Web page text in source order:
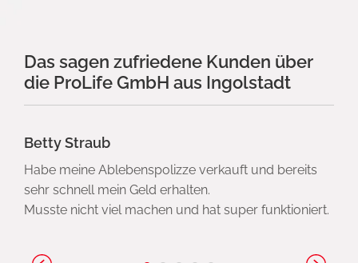
Das sagen zufriedene Kunden über
die ProLife GmbH aus Ingolstadt
Betty Straub
Habe meine Ablebenspolizze verkauft und bereits
sehr schnell mein Geld erhalten.
Musste nicht viel machen und hat super funktioniert.